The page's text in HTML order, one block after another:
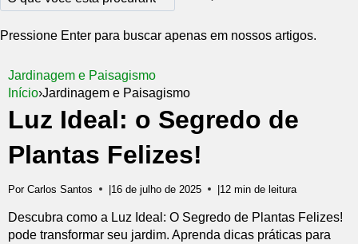
principal
Pressione Enter para buscar apenas em nossos artigos.
Jardinagem e Paisagismo
Início›Jardinagem e Paisagismo
Luz Ideal: o Segredo de
Plantas Felizes!
Por Carlos Santos |16 de julho de 2025 |12 min de leitura
Descubra como a Luz Ideal: O Segredo de Plantas Felizes!
pode transformar seu jardim. Aprenda dicas práticas para